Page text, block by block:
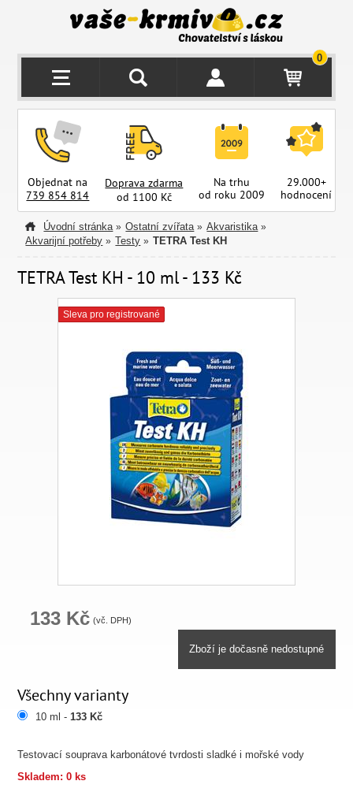
0
Objednat na
739 854 814
Doprava zdarma
od 1100 Kč
Na trhu
od roku 2009
29.000+
hodnocení
Úvodní stránka » Ostatní zvířata » Akvaristika »
Akvarijní potřeby » Testy » TETRA Test KH
TETRA Test KH - 10 ml - 133 Kč
Sleva pro registrované
Testovací souprava karbonátové tvrdosti sladké i mořské vody
Skladem: 0 ks
133 Kč (vč. DPH)
Zboží je dočasně nedostupné
Všechny varianty
10 ml -133 Kč